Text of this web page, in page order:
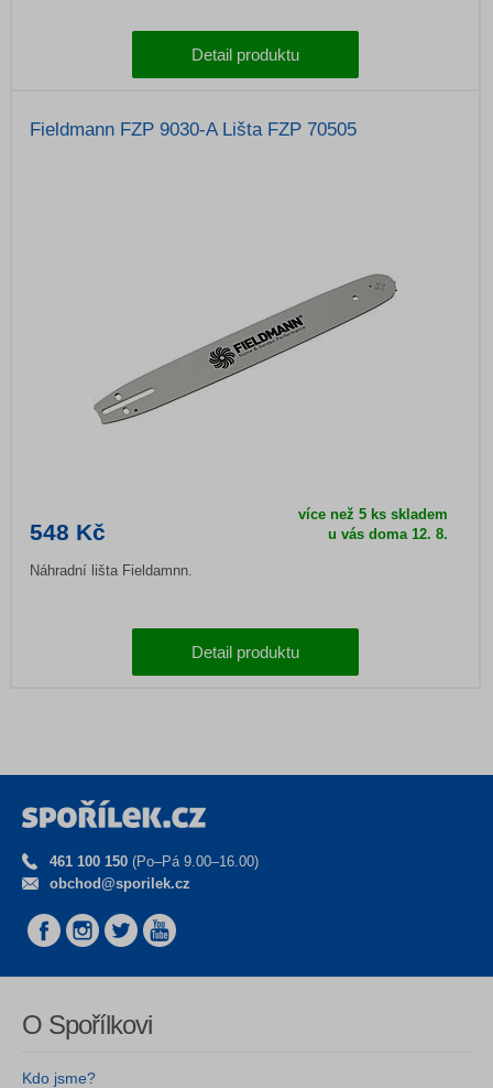
Detail produktu
Fieldmann FZP 9030-A Lišta FZP 70505
548 Kč
více než 5 ks skladem
u vás doma12. 8.
Náhradní lišta Fieldamnn.
Detail produktu
461 100 150 (Po–Pá 9.00–16.00)
obchod@sporilek.cz
O Spořílkovi
Kdo jsme?